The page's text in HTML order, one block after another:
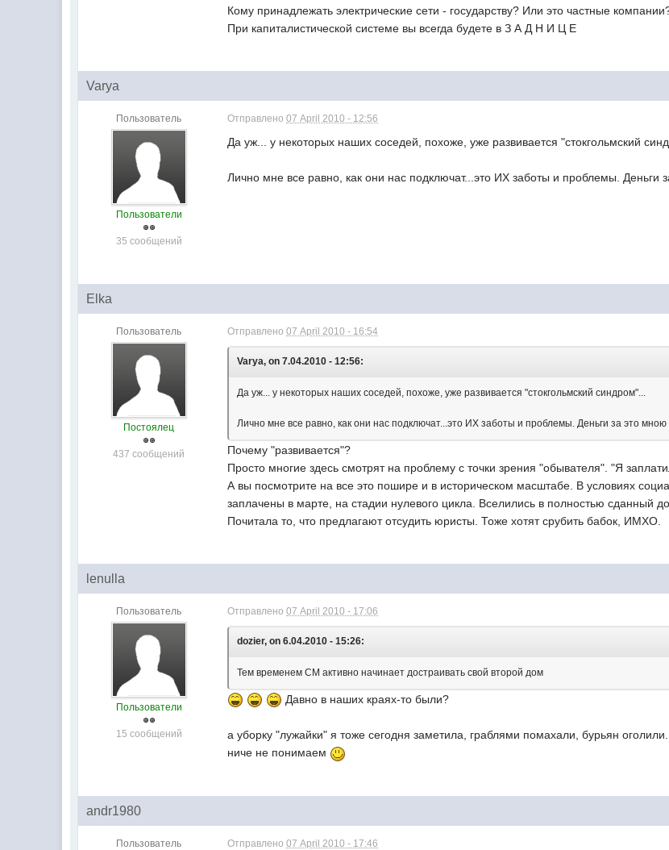
Кому принадлежать электрические сети - государству? Или это частные
При капиталистической системе вы всегда будете в З А Д Н И Ц Е
Varya
Пользователь
Пользователи
35 сообщений
Отправлено07 April 2010 - 12:56
Да уж... у некоторых наших соседей, похоже, уже развивается "стокгольмский
Лично мне все равно, как они нас подключат...это ИХ заботы и проблемы.
Elka
Пользователь
Постоялец
437 сообщений
Отправлено07 April 2010 - 16:54
Varya, on 7.04.2010 - 12:56:
Да уж... у некоторых наших соседей, похоже, уже развивается "стокгольмский синдром"...
Лично мне все равно, как они нас подключат...это ИХ заботы и проблемы. Деньги за это
Почему "развивается"?
Просто многие здесь смотрят на проблему с точки зрения "обывателя". "Я
А вы посмотрите на все это пошире и в историческом масштабе. В условиях
заплачены в марте, на стадии нулевого цикла. Вселились в полностью сданный
Почитала то, что предлагают отсудить юристы. Тоже хотят срубить бабок, ИМХО.
lenulla
Пользователь
Пользователи
15 сообщений
Отправлено07 April 2010 - 17:06
dozier, on 6.04.2010 - 15:26:
Тем временем СМ активно начинает достраивать свой второй дом
Давно в наших краях-то были?
а уборку "лужайки" я тоже сегодня заметила, граблями помахали, бурьян
ниче не понимаем
andr1980
Пользователь Отправлено07 April 2010 - 17:46